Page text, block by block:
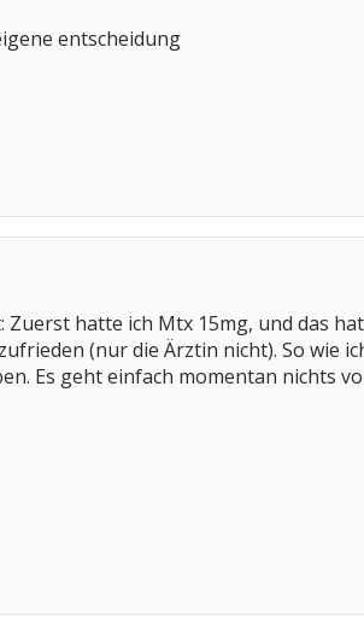
entscheidung
Zuerst hatte ich Mtx 15mg, und das
(nur die Ärztin nicht). So wie
Es geht einfach momentan nichts